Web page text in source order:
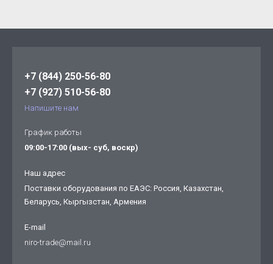
+7 (844) 250-56-80
+7 (927) 510-56-80
Напишите нам
График работы
09:00-17:00 (вых- суб, воскр)
Наш адрес
Поставки оборудования по ЕАЭС: Россия, Казахстан,
Беларусь, Кыргызстан, Армения
E-mail
niro-trade@mail.ru